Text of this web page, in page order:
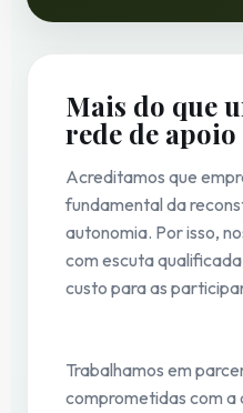
Mais do que
rede de apoio
Acreditamos que
fundamental da
autonomia. Por isso,
com escuta
custo para as
Trabalhamos em
comprometidas com a